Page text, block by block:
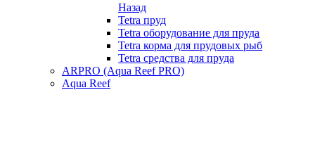
Назад
Tetra пруд
Tetra оборудование для пруда
Tetra корма для прудовых рыб
Tetra средства для пруда
ARPRO (Aqua Reef PRO)
Aqua Reef